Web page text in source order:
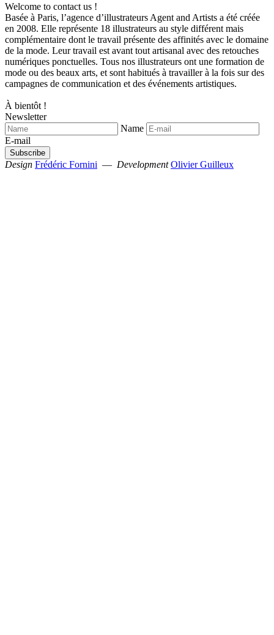
Welcome to contact us !
Basée à Paris, l’agence d’illustrateurs Agent and Artists a été créée
en 2008. Elle représente 18 illustrateurs au style différent mais
complémentaire dont le travail présente des affinités avec le domaine
de la mode. Leur travail est avant tout artisanal avec des retouches
numériques ponctuelles. Tous nos illustrateurs ont une formation de
mode ou des beaux arts, et sont habitués à travailler à la fois sur des
campagnes de communication et des événements artistiques.
À bientôt !
Newsletter
Name
E-mail
Design Frédéric Fornini — Development Olivier Guilleux